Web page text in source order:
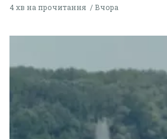
4 хв на прочитання Вчора